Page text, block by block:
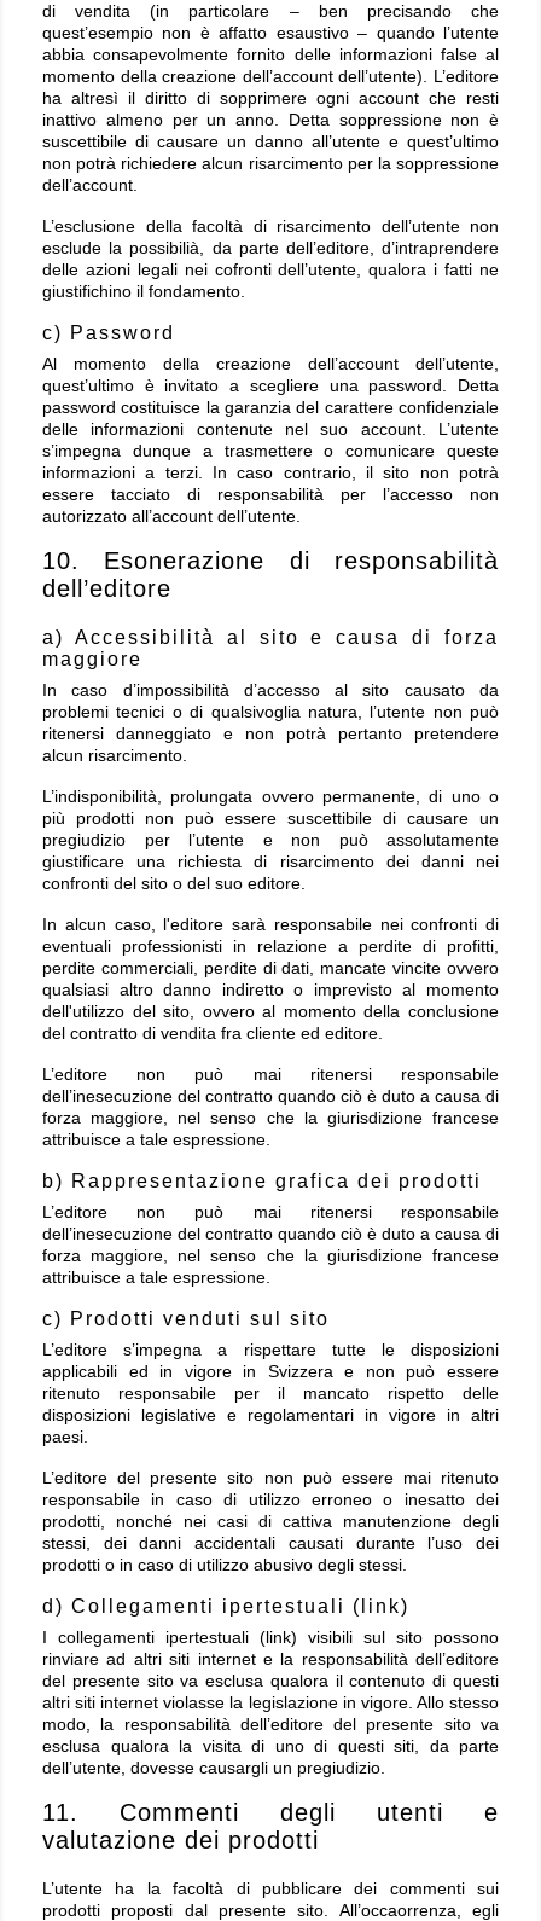
di vendita (in particolare – ben precisando che
quest’esempio non è affatto esaustivo – quando l’utente
abbia consapevolmente fornito delle informazioni false al
momento della creazione dell’account dell’utente). L’editore
ha altresì il diritto di sopprimere ogni account che resti
inattivo almeno per un anno. Detta soppressione non è
suscettibile di causare un danno all’utente e quest’ultimo
non potrà richiedere alcun risarcimento per la soppressione
dell’account.
L’esclusione della facoltà di risarcimento dell’utente non
esclude la possibilià, da parte dell’editore, d’intraprendere
delle azioni legali nei cofronti dell’utente, qualora i fatti ne
giustifichino il fondamento.
c) Password
Al momento della creazione dell’account dell’utente,
quest’ultimo è invitato a scegliere una password. Detta
password costituisce la garanzia del carattere confidenziale
delle informazioni contenute nel suo account. L’utente
s’impegna dunque a trasmettere o comunicare queste
informazioni a terzi. In caso contrario, il sito non potrà
essere tacciato di responsabilità per l’accesso non
autorizzato all’account dell’utente.
10. Esonerazione di responsabilità
dell’editore
a) Accessibilità al sito e causa di forza
maggiore
In caso d’impossibilità d’accesso al sito causato da
problemi tecnici o di qualsivoglia natura, l’utente non può
ritenersi danneggiato e non potrà pertanto pretendere
alcun risarcimento.
L’indisponibilità, prolungata ovvero permanente, di uno o
più prodotti non può essere suscettibile di causare un
pregiudizio per l’utente e non può assolutamente
giustificare una richiesta di risarcimento dei danni nei
confronti del sito o del suo editore.
In alcun caso, l'editore sarà responsabile nei confronti di
eventuali professionisti in relazione a perdite di profitti,
perdite commerciali, perdite di dati, mancate vincite ovvero
qualsiasi altro danno indiretto o imprevisto al momento
dell'utilizzo del sito, ovvero al momento della conclusione
del contratto di vendita fra cliente ed editore.
L’editore non può mai ritenersi responsabile
dell’inesecuzione del contratto quando ciò è duto a causa di
forza maggiore, nel senso che la giurisdizione francese
attribuisce a tale espressione.
b) Rappresentazione grafica dei prodotti
L’editore non può mai ritenersi responsabile
dell’inesecuzione del contratto quando ciò è duto a causa di
forza maggiore, nel senso che la giurisdizione francese
attribuisce a tale espressione.
c) Prodotti venduti sul sito
L’editore s’impegna a rispettare tutte le disposizioni
applicabili ed in vigore in Svizzerae non può essere
ritenuto responsabile per il mancato rispetto delle
disposizioni legislative e regolamentari in vigore in altri
paesi.
L’editore del presente sito non può essere mai ritenuto
responsabile in caso di utilizzo erroneo o inesatto dei
prodotti, nonché nei casi di cattiva manutenzione degli
stessi, dei danni accidentali causati durante l’uso dei
prodotti o in caso di utilizzo abusivo degli stessi.
d) Collegamenti ipertestuali (link)
I collegamenti ipertestuali (link) visibili sul sito possono
rinviare ad altri siti internet e la responsabilità dell’editore
del presente sito va esclusa qualora il contenuto di questi
altri siti internet violasse la legislazione in vigore. Allo stesso
modo, la responsabilità dell’editore del presente sito va
esclusa qualora la visita di uno di questi siti, da parte
dell’utente, dovesse causargli un pregiudizio.
11. Commenti degli utenti e
valutazione dei prodotti
L’utente ha la facoltà di pubblicare dei commenti sui
prodotti proposti dal presente sito. All’occaorrenza, egli